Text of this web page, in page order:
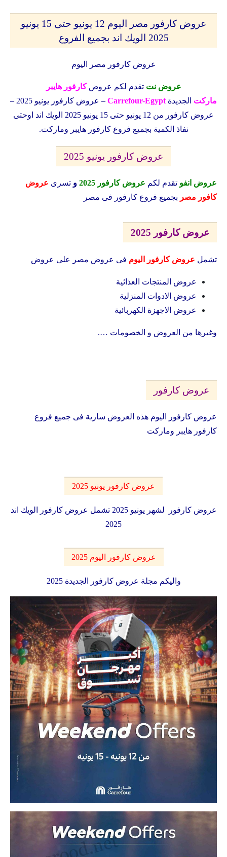
عروض كارفور مصر اليوم 12 يونيو حتى 15 يونيو
2025 الويك اند بجميع الفروع
عروض كارفور مصر اليوم
عروض نت تقدم لكم عروضكارفور هايبر
ماركت الجديدة Carrefour-Egypt
– عروض كارفور يونيو 2025 –
عروض كارفور من 12 يونيو حتى 15 يونيو 2025 الويك اند اوحتى
نفاذ الكمية بجميع فروع كارفور هايبر وماركت.
عروض كارفور يونيو 2025
عروض انفو تقدم لكم عروض كارفور 2025 و تسرى عروض
كافور مصر بجميع فروع كارفور فى مصر
عروض كارفور 2025
تشمل عروض كارفور اليوم فى عروض مصر على عروض
عروض المنتجات العذائية
عروض الادوات المنزلية
عروض الاجهزة الكهربائية
وغيرها من العروض و الخصومات ….
عروض كارفور
عروض كارفور اليوم هذه العروض سارية فى جميع فروع
كارفور هايبر وماركت
عروض كارفور يونيو 2025
عروض كارفور لشهر يونيو 2025 تشمل عروض كارفور الويك اند
2025
عروض كارفور اليوم 2025
واليكم مجلة عروض كارفور الجديدة 2025